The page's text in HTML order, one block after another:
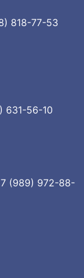
818-77-53
631-56-10
(989) 972-88-